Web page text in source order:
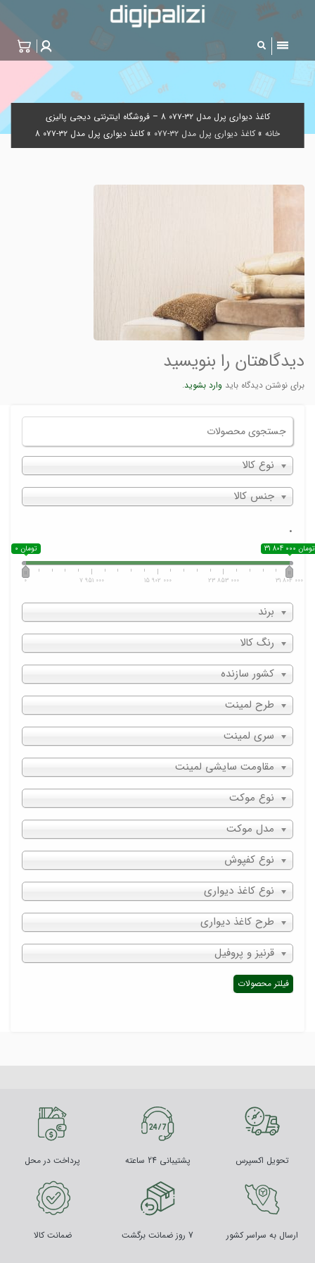
کاغذ دیواری پرل مدل ۳۲-۰۷۷ 8 – فروشگاه اینترنتی دیجی پالیزی
خانه »کاغذ دیواری پرل مدل ۳۲-۰۷۷ »کاغذ دیواری پرل مدل ۳۲-۰۷۷ 8
دیدگاهتان را بنویسید
برای نوشتن دیدگاه باید وارد بشوید.
نوع کالا
جنس کالا
.
0 تومان 31 804 000 تومان
0 7 951 000 15 902 000 23 853 000 31 804 000
برند
رنگ کالا
کشور سازنده
طرح لمینت
سری لمینت
مقاومت سایشی لمینت
نوع موکت
مدل موکت
نوع کفپوش
نوع کاغذ دیواری
طرح کاغذ دیواری
قرنیز و پروفیل
فیلتر محصولات
تحویل اکسپرس پشتیبانی 24 ساعته پرداخت در محل
ارسال به سراسر کشور 7 روز ضمانت برگشت ضمانت کالا